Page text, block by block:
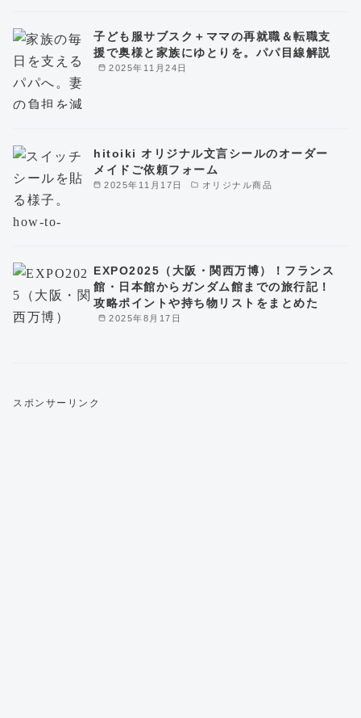
2025年11月24日
子ども服サブスク＋ママの再就職＆転職支
援で奥様と家族にゆとりを。パパ目線解説
2025年11月17日 オリジナル商品
hitoiki オリジナル文言シールのオーダー
メイドご依頼フォーム
2025年8月17日
EXPO2025（大阪・関西万博）！フランス
館・日本館からガンダム館までの旅行記！
攻略ポイントや持ち物リストをまとめた
スポンサーリンク